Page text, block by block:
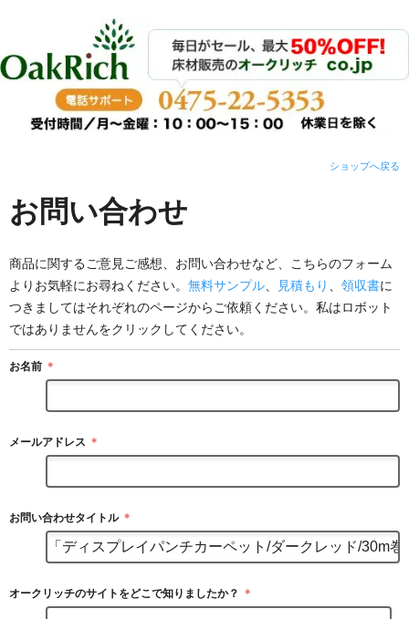
ショップへ戻る
お問い合わせ
商品に関するご意見ご感想、お問い合わせなど、こちらのフォーム
よりお気軽にお尋ねください。 無料サンプル 見積もり 領収書に
つきましてはそれぞれのページからご依頼ください。私はロボット
ではありませんをクリックしてください。
お名前 ＊
メールアドレス ＊
お問い合わせタイトル ＊
オークリッチのサイトをどこで知りましたか？ ＊